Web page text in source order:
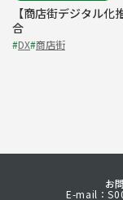
【商店街デジタル
合
#DX#商店街
お
E-mail：